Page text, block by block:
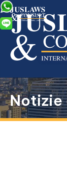
Notizie